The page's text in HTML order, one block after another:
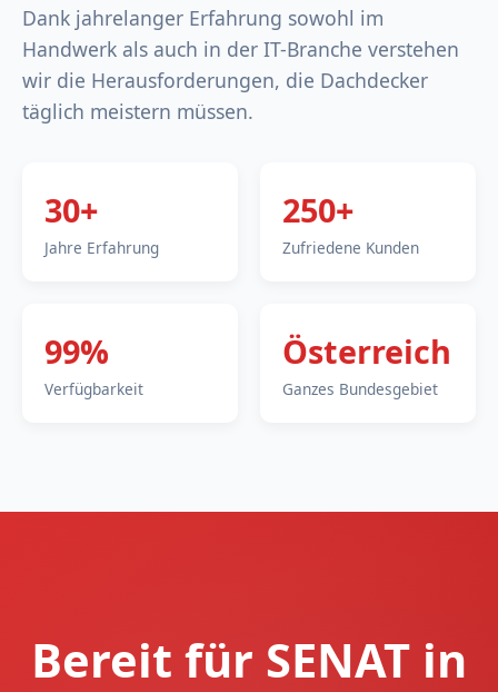
Dank jahrelanger Erfahrung sowohl im
Handwerk als auch in der IT-Branche verstehen
wir die Herausforderungen, die Dachdecker
täglich meistern müssen.
30+
Jahre Erfahrung
250+
Zufriedene Kunden
99%
Verfügbarkeit
Österreich
Ganzes Bundesgebiet
Bereit für SENAT in